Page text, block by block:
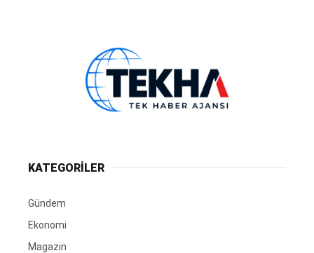
KATEGORİLER
Gündem
Ekonomi
Magazin